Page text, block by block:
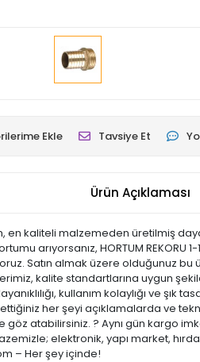
Ekle Tavsiye Et
Ürün Açıklaması
en kaliteli malzemeden üretilmiş
arıyorsanız, HORTUM
Satın almak üzere olduğunuz bu
kalite standartlarına uygun
kullanım kolaylığı ve
her şeyi açıklamalarda ve
atabilirsiniz. ? Aynı gün kargo
elektronik, yapı market,
– Her şey içinde!